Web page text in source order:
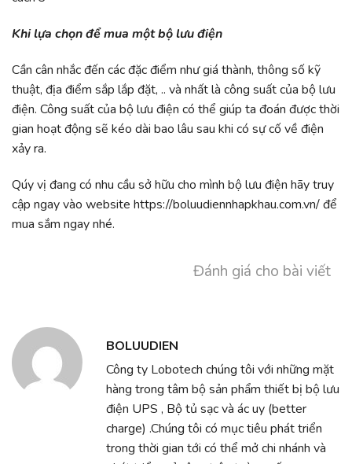
Khi lựa chọn để mua một bộ lưu điện
Cần cân nhắc đến các đặc điểm như giá thành, thông số kỹ
thuật, địa điểm sắp lắp đặt, .. và nhất là công suất của bộ lưu
điện. Công suất của bộ lưu điện có thể giúp ta đoán được thời
gian hoạt động sẽ kéo dài bao lâu sau khi có sự cố về điện
xảy ra.
Qúy vị đang có nhu cầu sở hữu cho mình bộ lưu điện hãy truy
cập ngay vào website https://boluudiennhapkhau.com.vn/để
mua sắm ngay nhé.
Đánh giá cho bài viết
BOLUUDIEN
Công ty Lobotech chúng tôi với những mặt
hàng trong tâm bộ sản phẩm thiết bị bộ lưu
điện UPS , Bộ tủ sạc và ác uy (better
charge) .Chúng tôi có mục tiêu phát triển
trong thời gian tới có thể mở chi nhánh và